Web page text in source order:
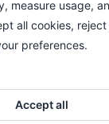
measure usage,
all cookies,
preferences.
Accept all